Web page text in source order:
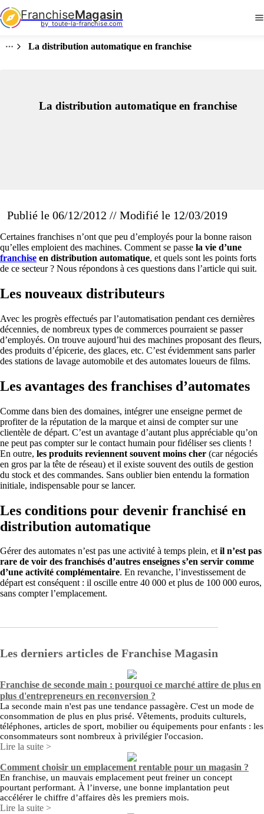
FranchiseMagasin
by  toute-la-franchise.com
La distribution automatique en franchise
La distribution automatique en franchise
Publié le 06/12/2012 // Modifié le 12/03/2019
Certaines franchises n’ont que peu d’employés pour la bonne raison
qu’elles emploient des machines. Comment se passe la vie d’une
franchise en distribution automatique, et quels sont les points forts
de ce secteur ? Nous répondons à ces questions dans l’article qui suit.
Les nouveaux distributeurs
Avec les progrès effectués par l’automatisation pendant ces dernières
décennies, de nombreux types de commerces pourraient se passer
d’employés. On trouve aujourd’hui des machines proposant des fleurs,
des produits d’épicerie, des glaces, etc. C’est évidemment sans parler
des stations de lavage automobile et des automates loueurs de films.
Les avantages des franchises d’automates
Comme dans bien des domaines, intégrer une enseigne permet de
profiter de la réputation de la marque et ainsi de compter sur une
clientèle de départ. C’est un avantage d’autant plus appréciable qu’on
ne peut pas compter sur le contact humain pour fidéliser ses clients !
En outre, les produits reviennent souvent moins cher (car négociés
en gros par la tête de réseau) et il existe souvent des outils de gestion
du stock et des commandes. Sans oublier bien entendu la formation
initiale, indispensable pour se lancer.
Les conditions pour devenir franchisé en
distribution automatique
Gérer des automates n’est pas une activité à temps plein, etil n’est pas
rare de voir des franchisés d’autres enseignes s’en servir comme
d’une activité complémentaire. En revanche, l’investissement de
départ est conséquent : il oscille entre 40 000 et plus de 100 000 euros,
sans compter l’emplacement.
Les derniers articles de Franchise Magasin
Franchise de seconde main : pourquoi ce marché attire de plus en
plus d'entrepreneurs en reconversion ?
La seconde main n'est pas une tendance passagère. C'est un mode de
consommation de plus en plus prisé. Vêtements, produits culturels,
téléphones, articles de sport, mobilier ou équipements pour enfants : les
consommateurs sont nombreux à privilégier l'occasion.
Lire la suite >
Comment choisir un emplacement rentable pour un magasin ?
En franchise, un mauvais emplacement peut freiner un concept
pourtant performant. À l’inverse, une bonne implantation peut
accélérer le chiffre d’affaires dès les premiers mois.
Lire la suite >